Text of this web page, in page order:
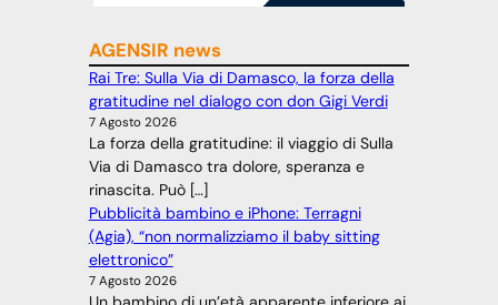
AGENSIR news
Rai Tre: Sulla Via di Damasco, la forza della
gratitudine nel dialogo con don Gigi Verdi
7 Agosto 2026
La forza della gratitudine: il viaggio di Sulla
Via di Damasco tra dolore, speranza e
rinascita. Può […]
Pubblicità bambino e iPhone: Terragni
(Agia), “non normalizziamo il baby sitting
elettronico”
7 Agosto 2026